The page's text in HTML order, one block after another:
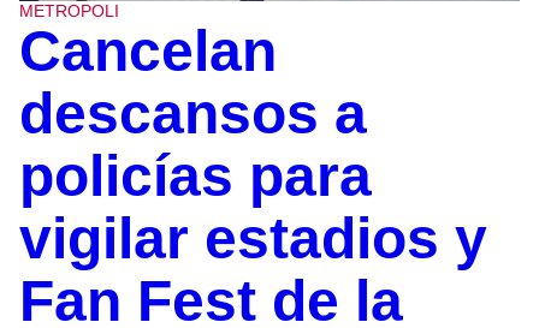
METROPOLI
Cancelan
descansos a
policías para
vigilar estadios y
Fan Fest de la